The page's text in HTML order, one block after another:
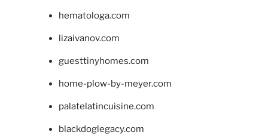
hematologa.com
lizaivanov.com
guesttinyhomes.com
home-plow-by-meyer.com
palatelatincuisine.com
blackdoglegacy.com